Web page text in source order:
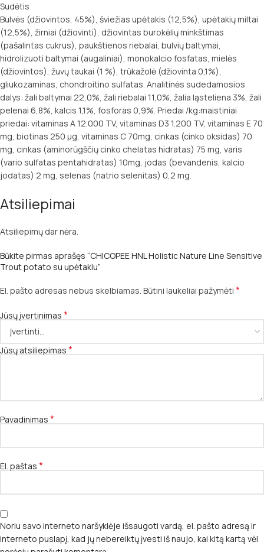
Sudėtis
Bulvės (džiovintos, 45%), šviežias upėtakis (12,5%), upėtakių miltai
(12,5%), žirniai (džiovinti), džiovintas burokėlių minkštimas
(pašalintas cukrus), paukštienos riebalai, bulvių baltymai,
hidrolizuoti baltymai (augaliniai), monokalcio fosfatas, mielės
(džiovintos), žuvų taukai (1 %), trūkažolė (džiovinta 0,1%),
gliukozaminas, chondroitino sulfatas. Analitinės sudedamosios
dalys: žali baltymai 22,0%, žali riebalai 11,0%, žalia ląsteliena 3%, žali
pelenai 6,8%, kalcis 1,1%, fosforas 0,9%. Priedai /kg:maistiniai
priedai: vitaminas A 12.000 TV, vitaminas D3 1.200 TV, vitaminas E 70
mg, biotinas 250 µg, vitaminas C 70mg, cinkas (cinko oksidas) 70
mg, cinkas (aminorūgščių cinko chelatas hidratas) 75 mg, varis
(vario sulfatas pentahidratas) 10mg, jodas (bevandenis, kalcio
jodatas) 2 mg, selenas (natrio selenitas) 0,2 mg.
Atsiliepimai
Atsiliepimų dar nėra.
Būkite pirmas aprašęs “CHICOPEE HNL Holistic Nature Line Sensitive
Trout potato su upėtakiu”
El. pašto adresas nebus skelbiamas. Būtini laukeliai pažymėti *
Jūsų įvertinimas *
Jūsų atsiliepimas *
Pavadinimas *
El. paštas *
Noriu savo interneto naršyklėje išsaugoti vardą, el. pašto adresą ir
interneto puslapį, kad jų nebereiktų įvesti iš naujo, kai kitą kartą vėl